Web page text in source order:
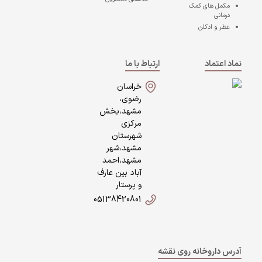
مکمل های کمک
درمانی
عطر و ادکلن
نماد اعتماد
ارتباط با ما
خراسان
رضوی،
مشهد،بخش
مرکزی
شهرستان
مشهد،شهر
مشهد،احمد
آباد بین عارف
و پرستار
05138420801
آدرس داروخانه روی نقشه